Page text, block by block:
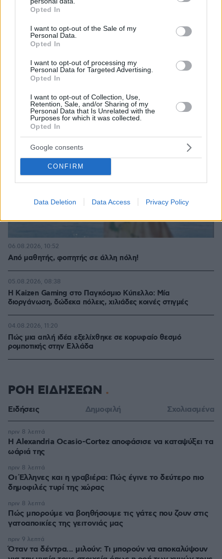
grant or deny consent to Google and its third-party tags to
use your data for below specified purposes in below Google
consent section.
Opted In
I want to opt-out of the Sale of my
Personal Data.
Opted In
I want to opt-out of processing my
Personal Data for Targeted Advertising.
Opted In
I want to opt-out of Collection, Use,
Retention, Sale, and/or Sharing of my
Personal Data that Is Unrelated with the
Purposes for which it was collected.
Opted In
Google consents
CONFIRM
Data Deletion Data Access Privacy Policy
Από μαθητής, φοιτητής σε άλλη πόλη!
06.08.2026, 10:52
H Kaizen Gaming στο Παγκόσμιο Kύπελλο: Μία
διοργάνωση, δώδεκα πόλεις, χιλιάδες κοινές στιγμές
05.08.2026, 08:38
Πώς μια απλή ιδέα εξελίχθηκε σε κορυφαίο θεσμό
ρομποτικής στην Ελλάδα
04.08.2026, 11:20
ΡΟΗ ΕΙΔΗΣΕΩΝ
Ειδήσεις Δημοφιλή Σχολιασμένα
Η Alexandria Ocasio-Cortez αποφάσισε να καταψύξει τα
ωάριά της
πριν 8 λεπτά
Οι Έλληνες και η γραβιέρα: Πώς έγινε το δεύτερο πιο
δημοφιλές τυρί της χώρας
πριν 8 λεπτά
Πώς μπορούμε να βοηθήσουμε τις γάτες που ζουν στις
γατοαποικίες της γειτονιάς μας
πριν 8 λεπτά
Όταν τα δέντρα... μιλούν: Τι μπορούν να αποκαλύψουν
πριν 9 λεπτά